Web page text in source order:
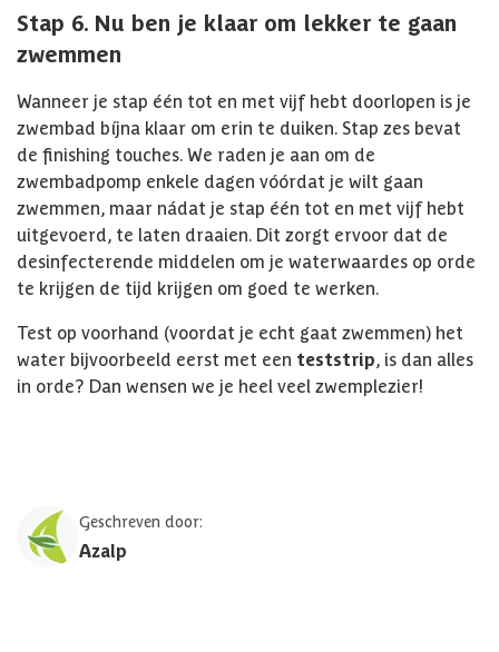
Stap 6. Nu ben je klaar om lekker te gaan
zwemmen
Wanneer je stap één tot en met vijf hebt doorlopen is je
zwembad bíjna klaar om erin te duiken. Stap zes bevat
de finishing touches. We raden je aan om de
zwembadpomp enkele dagen vóórdat je wilt gaan
zwemmen, maar nádat je stap één tot en met vijf hebt
uitgevoerd, te laten draaien. Dit zorgt ervoor dat de
desinfecterende middelen om je waterwaardes op orde
te krijgen de tijd krijgen om goed te werken.
Test op voorhand (voordat je echt gaat zwemmen) het
water bijvoorbeeld eerst met een teststrip , is dan alles
in orde? Dan wensen we je heel veel zwemplezier!
Geschreven door:
Azalp